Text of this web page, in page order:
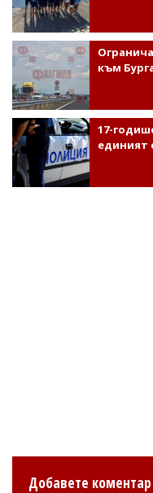
към
17-
единият
Добавете коментар